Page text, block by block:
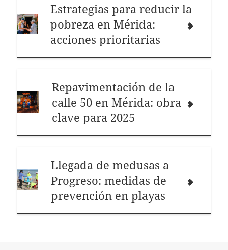
Estrategias para reducir la
pobreza en Mérida:
acciones prioritarias
Repavimentación de la
calle 50 en Mérida: obra
clave para 2025
Llegada de medusas a
Progreso: medidas de
prevención en playas